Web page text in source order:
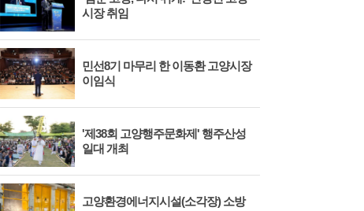
시장 취임
민선8기 마무리 한 이동환 고양시장
이임식
'제38회 고양행주문화제' 행주산성
일대 개최
고양환경에너지시설(소각장) 소방